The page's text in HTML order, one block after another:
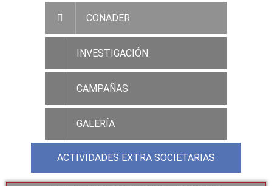
CONADER
INVESTIGACIÓN
CAMPAÑAS
GALERÍA
ACTIVIDADES EXTRA SOCIETARIAS